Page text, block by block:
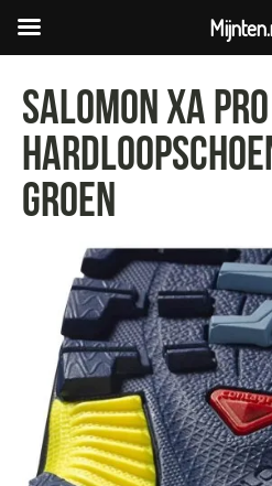
Salomon XA Pro
Groen